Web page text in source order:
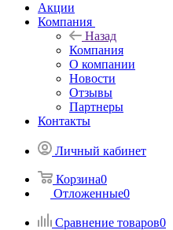
Акции
Компания
Назад
Компания
О компании
Новости
Отзывы
Партнеры
Контакты
Личный кабинет
Корзина0
Отложенные0
Сравнение товаров0